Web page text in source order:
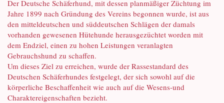
Der Deutsche Schäferhund, mit dessen planmäßiger Züchtung im
Jahre 1899 nach Gründung des Vereins begonnen wurde, ist aus
den mitteldeutschen und süddeutschen Schlägen der damals
vorhanden gewesenen Hütehunde herausgezüchtet worden mit
dem Endziel, einen zu hohen Leistungen veranlagten
Gebrauchshund zu schaffen.
Um dieses Ziel zu erreichen, wurde der Rassestandard des
Deutschen Schäferhundes festgelegt, der sich sowohl auf die
körperliche Beschaffenheit wie auch auf die Wesens-und
Charaktereigenschaften bezieht.